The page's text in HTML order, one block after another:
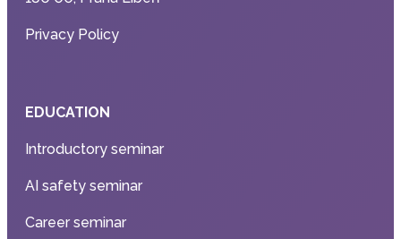
Privacy Policy
EDUCATION
Introductory seminar
AI safety seminar
Career seminar